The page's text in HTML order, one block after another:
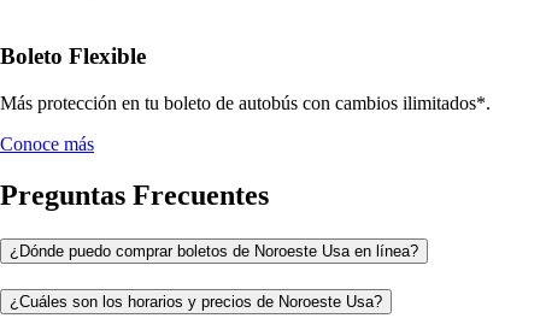
Boleto Flexible
Más protección en tu boleto de autobús con cambios ilimitados*.
Conoce más
Preguntas Frecuentes
¿Dónde puedo comprar boletos de Noroeste Usa en línea?
¿Cuáles son los horarios y precios de Noroeste Usa?